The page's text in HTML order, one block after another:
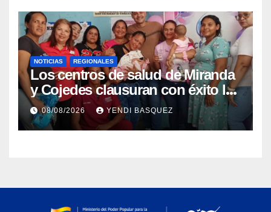
NOTICIAS REGIONALES
Los centros de salud de Miranda
y Cojedes clausuran con éxito la
Semana Mundial de la Lactancia
Materna
08/08/2026 YENDI BASQUEZ